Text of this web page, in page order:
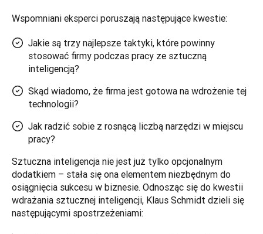
Wspomniani eksperci poruszają następujące kwestie:
Jakie są trzy najlepsze taktyki, które powinny
stosować firmy podczas pracy ze sztuczną
inteligencją?
Skąd wiadomo, że firma jest gotowa na wdrożenie tej
technologii?
Jak radzić sobie z rosnącą liczbą narzędzi w miejscu
pracy?
Sztuczna inteligencja nie jest już tylko opcjonalnym
dodatkiem – stała się ona elementem niezbędnym do
osiągnięcia sukcesu w biznesie. Odnosząc się do kwestii
wdrażania sztucznej inteligencji, Klaus Schmidt dzieli się
następującymi spostrzeżeniami: